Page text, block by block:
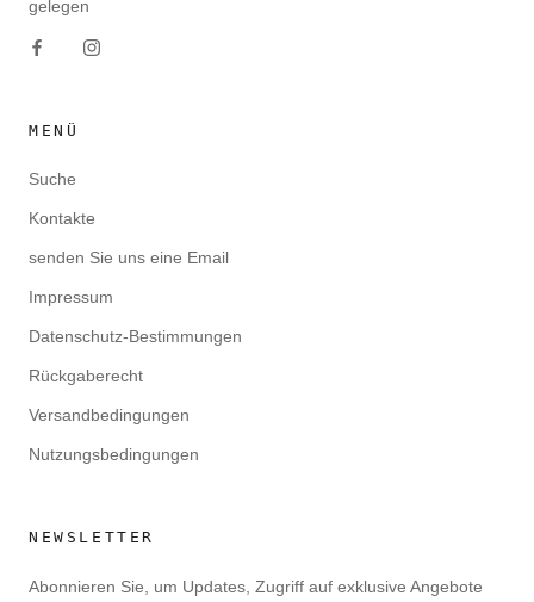
gelegen
MENÜ
Suche
Kontakte
senden Sie uns eine Email
Impressum
Datenschutz-Bestimmungen
Rückgaberecht
Versandbedingungen
Nutzungsbedingungen
NEWSLETTER
Abonnieren Sie, um Updates, Zugriff auf exklusive Angebote